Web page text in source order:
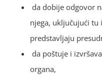
da dobije odgovor
njega, uključujući tu
predstavljaju
da poštuje i
organa,